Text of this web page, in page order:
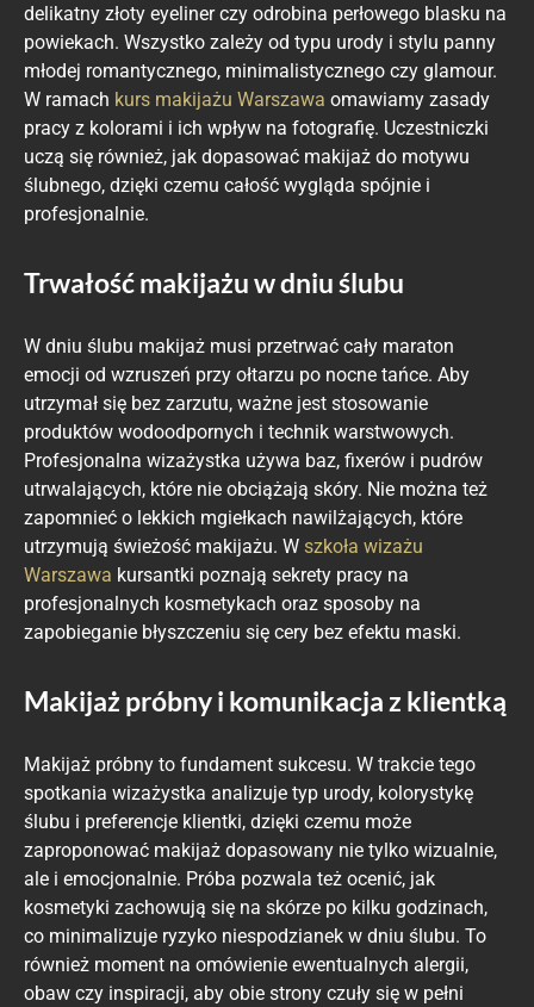
delikatny złoty eyeliner czy odrobina perłowego blasku na
powiekach. Wszystko zależy od typu urody i stylu panny
młodej romantycznego, minimalistycznego czy glamour.
W ramach kurs makijażu Warszawa omawiamy zasady
pracy z kolorami i ich wpływ na fotografię. Uczestniczki
uczą się również, jak dopasować makijaż do motywu
ślubnego, dzięki czemu całość wygląda spójnie i
profesjonalnie.
Trwałość makijażu w dniu ślubu
W dniu ślubu makijaż musi przetrwać cały maraton
emocji od wzruszeń przy ołtarzu po nocne tańce. Aby
utrzymał się bez zarzutu, ważne jest stosowanie
produktów wodoodpornych i technik warstwowych.
Profesjonalna wizażystka używa baz, fixerów i pudrów
utrwalających, które nie obciążają skóry. Nie można też
zapomnieć o lekkich mgiełkach nawilżających, które
utrzymują świeżość makijażu. W szkoła wizażu
Warszawa kursantki poznają sekrety pracy na
profesjonalnych kosmetykach oraz sposoby na
zapobieganie błyszczeniu się cery bez efektu maski.
Makijaż próbny i komunikacja z klientką​
Makijaż próbny to fundament sukcesu. W trakcie tego
spotkania wizażystka analizuje typ urody, kolorystykę
ślubu i preferencje klientki, dzięki czemu może
zaproponować makijaż dopasowany nie tylko wizualnie,
ale i emocjonalnie. Próba pozwala też ocenić, jak
kosmetyki zachowują się na skórze po kilku godzinach,
co minimalizuje ryzyko niespodzianek w dniu ślubu. To
również moment na omówienie ewentualnych alergii,
obaw czy inspiracji, aby obie strony czuły się w pełni